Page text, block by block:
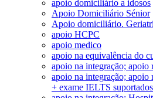
apoio domiciliário a idosos
Apoio Domiciliário Sénior
Apoio domiciliário.
apoio HCPC
apoio medico
apoio na equivalência do
apoio na integração;
apoio na integração;
+ exame IELTS